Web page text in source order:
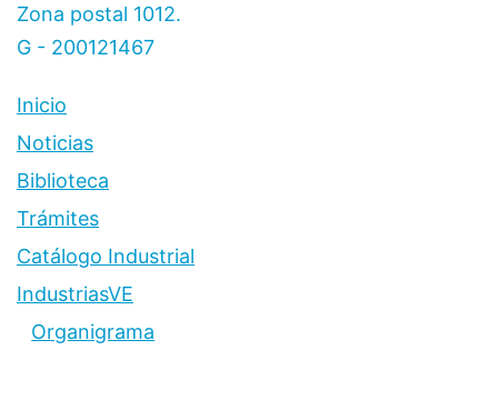
Zona postal 1012.
G - 200121467
Inicio
Noticias
Biblioteca
Trámites
Catálogo Industrial
IndustriasVE
Organigrama